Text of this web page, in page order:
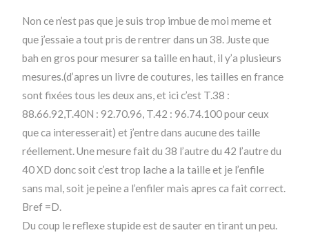
Non ce n’est pas que je suis trop imbue de moi meme et
que j’essaie a tout pris de rentrer dans un 38. Juste que
bah en gros pour mesurer sa taille en haut, il y’a plusieurs
mesures.(d’apres un livre de coutures, les tailles en france
sont fixées tous les deux ans, et ici c’est T.38 :
88.66.92,T.40N : 92.70.96, T.42 : 96.74.100 pour ceux
que ca interesserait) et j’entre dans aucune des taille
réellement. Une mesure fait du 38 l’autre du 42 l’autre du
40 XD donc soit c’est trop lache a la taille et je l’enfile
sans mal, soit je peine a l’enfiler mais apres ca fait correct.
Bref =D.
Du coup le reflexe stupide est de sauter en tirant un peu.